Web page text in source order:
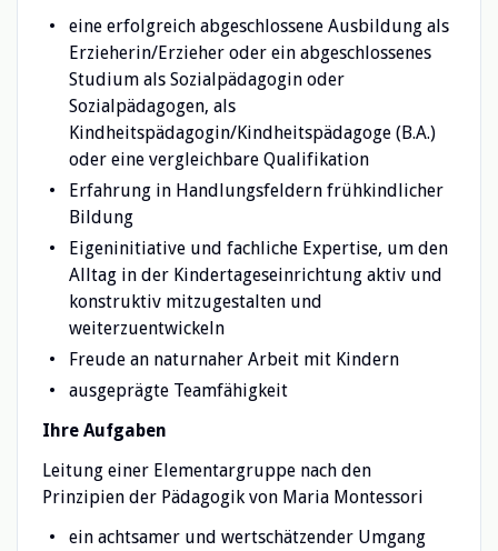
eine erfolgreich abgeschlossene Ausbildung als
Erzieherin/Erzieher oder ein abgeschlossenes
Studium als Sozialpädagogin oder
Sozialpädagogen, als
Kindheitspädagogin/Kindheitspädagoge (B.A.)
oder eine vergleichbare Qualifikation
Erfahrung in Handlungsfeldern frühkindlicher
Bildung
Eigeninitiative und fachliche Expertise, um den
Alltag in der Kindertageseinrichtung aktiv und
konstruktiv mitzugestalten und
weiterzuentwickeln
Freude an naturnaher Arbeit mit Kindern
ausgeprägte Teamfähigkeit
Ihre Aufgaben
Leitung einer Elementargruppe nach den
Prinzipien der Pädagogik von Maria Montessori
ein achtsamer und wertschätzender Umgang